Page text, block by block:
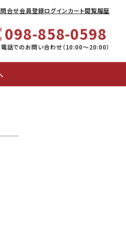
問合せ会員登録ログインカート閲覧履歴
098-858-0598
話でのお問い合わせ（10:00～20:00）